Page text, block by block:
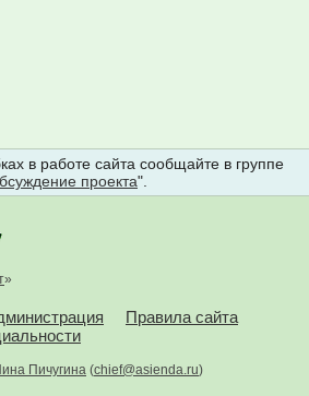
в работе сайта сообщайте в группе
проекта".
»
Правила сайта
Пичугина (chief@asienda.ru)